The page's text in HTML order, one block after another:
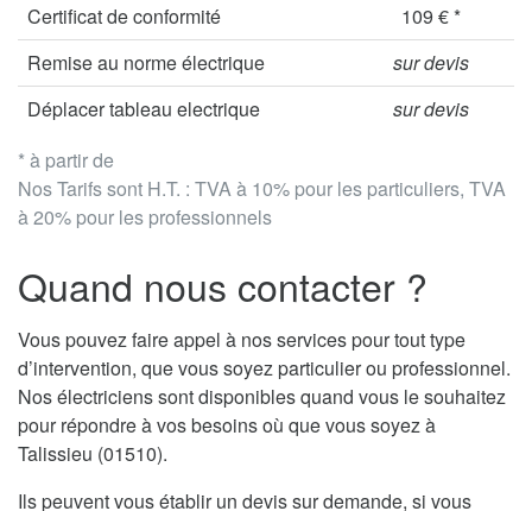
* à partir de
Nos Tarifs sont H.T. : TVA à 10% pour les particuliers, TVA
à 20% pour les professionnels
Certificat de conformité
109 € *
Remise au norme électrique
sur devis
Déplacer tableau electrique
sur devis
Quand nous contacter ?
Vous pouvez faire appel à nos services pour tout type
d’intervention, que vous soyez particulier ou professionnel.
Nos électriciens sont disponibles quand vous le souhaitez
pour répondre à vos besoins où que vous soyez à
Talissieu (01510).
Ils peuvent vous établir un devis sur demande, si vous